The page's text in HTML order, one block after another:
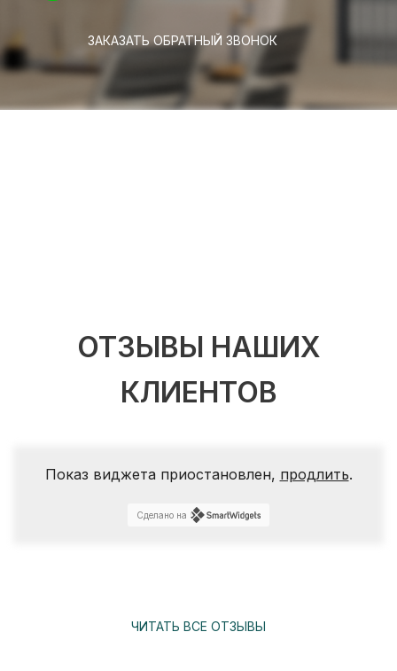
ЗАКАЗАТЬ ОБРАТНЫЙ ЗВОНОК
ОТЗЫВЫ НАШИХ
КЛИЕНТОВ
Показ виджета приостановлен, продлить.
Сделано на
ЧИТАТЬ ВСЕ ОТЗЫВЫ